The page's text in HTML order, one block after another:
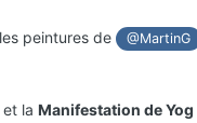
peintures de @MartinG
et la Manifestation de Yog